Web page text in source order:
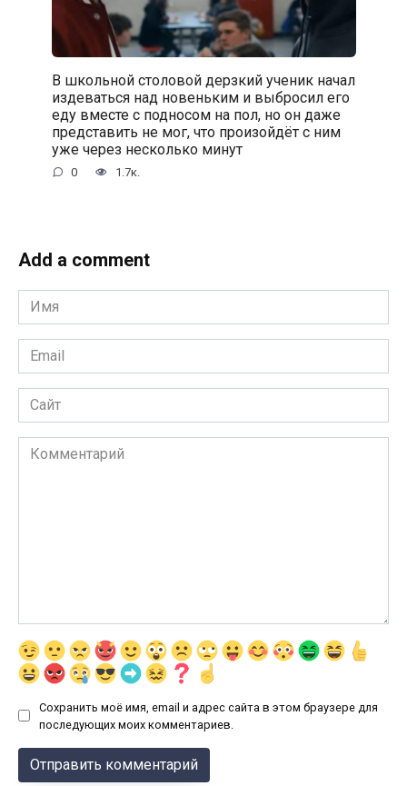
В школьной столовой дерзкий ученик начал
издеваться над новеньким и выбросил его
еду вместе с подносом на пол, но он даже
представить не мог, что произойдёт с ним
уже через несколько минут
0 1.7к.
Add a comment
Имя
*
Email
*
Сайт
Комментарий
Сохранить моё имя, email и адрес сайта в этом браузере для
последующих моих комментариев.